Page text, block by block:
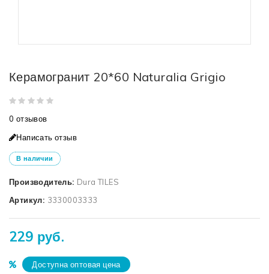
Керамогранит 20*60 Naturalia Grigio
0 отзывов
Написать отзыв
В наличии
Производитель: Dura TILES
Артикул: 3330003333
229 руб.
Доступна оптовая цена